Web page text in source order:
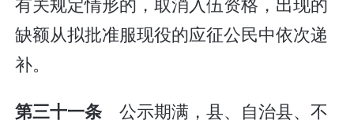
缺额从拟批准服现役的应征公民中依次递
补。
第三十一条 公示期满，县、自治县、不